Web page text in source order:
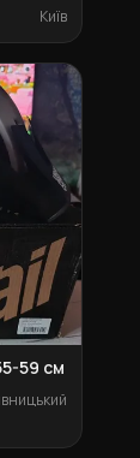
Київ
59 см